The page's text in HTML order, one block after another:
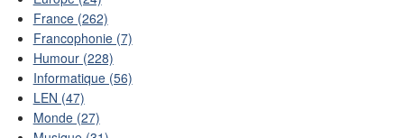
France (262)
Francophonie (7)
Humour (228)
Informatique (56)
LEN (47)
Monde (27)